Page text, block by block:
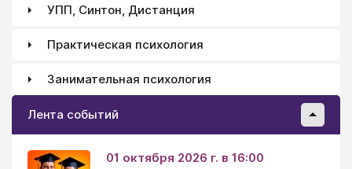
УПП, Синтон, Дистанция
Практическая психология
Занимательная психология
Лента событий
01 октября 2026 г. в 16:00